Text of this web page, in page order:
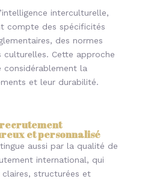
interculturelle,
compte des spécificités
des normes
culturelles. Cette approche
considérablement la
et leur durabilité.
recrutement
et personnalisé
aussi par la qualité de
international, qui
structurées et